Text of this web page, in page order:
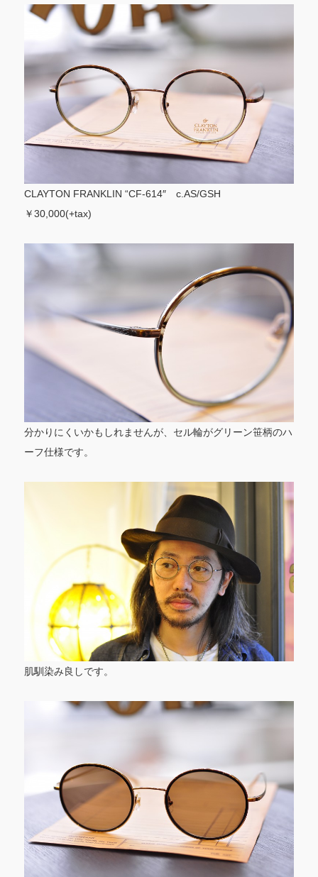
CLAYTON FRANKLIN “CF-614″ c.AS/GSH
￥30,000(+tax)
分かりにくいかもしれませんが、セル輪がグリーン笹柄のハ
ーフ仕様です。
肌馴染み良しです。